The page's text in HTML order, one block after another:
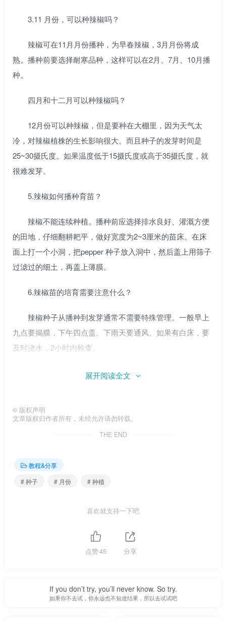
3.11 月份，可以种辣椒吗？
辣椒可在11月月份播种，为早春辣椒，3月月份将成
熟。播种前要选择耐寒品种，这样可以在2月、7月、10月播
种。
四月和十二月可以种辣椒吗？
12月份可以种辣椒，但是要种在大棚里，因为天气太
冷，对辣椒植株的生长影响很大。而且种子的发芽时间是
25~30摄氏度。如果温度低于15摄氏度或高于35摄氏度，就
很难发芽。
5.辣椒如何播种育苗？
辣椒不能连续种植。播种前应选择排水良好、灌溉方便
的田地，仔细翻耕耙平，做好宽度为2~3厘米的苗床。在床
面上打一个小洞，把pepper 种子放入洞中，然后盖上用筛子
过滤过的细土，再盖上薄膜。
6.辣椒苗的培育需要注意什么？
辣椒种子从播种到发芽通常不需要特殊管理。一般早上
九点要揭膜，下午四点盖。下雨天要通风。如果有白床，要
及时浇水，2小时内检查。
我希望你能通过边肖编辑的问答回答你关于Chili 种植的
[gzh2v keyword= “keyword” key= “验证码”]
展开阅读全文
© 版权声明
文章版权归作者所有，未经允许请勿转载。
THE END
教程&分享
# 种子
# 月份 # 种植
喜欢就支持一下吧
点赞45 分享
If you don’t try, you’ll never know. So try.
如果你不去试，你永远也不知道结果，所以去试试吧